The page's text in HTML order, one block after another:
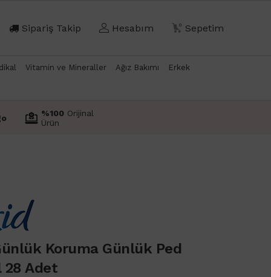
Sipariş Takip Hesabım 0 Sepetim
Vitamin ve Mineraller Ağız Bakımı Erkek
%100 Orijinal
Ürün
Koruma Günlük Ped
28 Adet